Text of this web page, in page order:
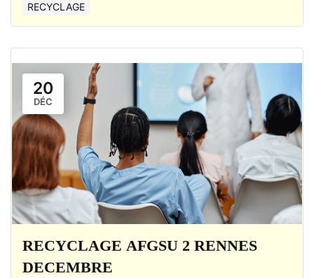
RECYCLAGE
20
DÉC
RECYCLAGE AFGSU 2 RENNES
DECEMBRE